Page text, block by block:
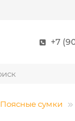
+7
Поясные сумки